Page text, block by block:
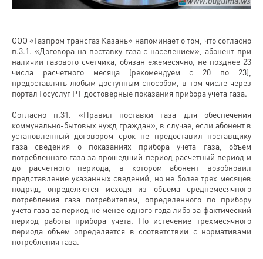
ООО «Газпром трансгаз Казань» напоминает о том, что согласно
п.3.1. «Договора на поставку газа с населением», абонент при
наличии газового счетчика, обязан ежемесячно, не позднее 23
числа расчетного месяца (рекомендуем с 20 по 23),
предоставлять любым доступным способом, в том числе через
портал Госуслуг РТ достоверные показания прибора учета газа.
Согласно п.31. «Правил поставки газа для обеспечения
коммунально-бытовых нужд граждан», в случае, если абонент в
установленный договором срок не предоставил поставщику
газа сведения о показаниях прибора учета газа, объем
потребленного газа за прошедший период расчетный период и
до расчетного периода, в котором абонент возобновил
представление указанных сведений, но не более трех месяцев
подряд, определяется исходя из объема среднемесячного
потребления газа потребителем, определенного по прибору
учета газа за период не менее одного года либо за фактический
период работы прибора учета. По истечение трехмесячного
периода объем определяется в соответствии с нормативами
потребления газа.